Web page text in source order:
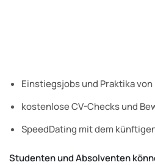
Einstiegsjobs und Praktika
kostenlose CV-Checks und
SpeedDating mit dem
Studenten und Absolventen